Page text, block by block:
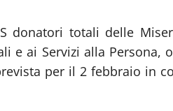
donatori totali delle
e ai Servizi alla Persona,
per il 2 febbraio in